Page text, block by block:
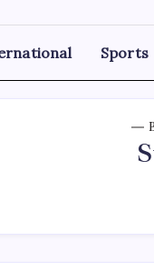
Sports